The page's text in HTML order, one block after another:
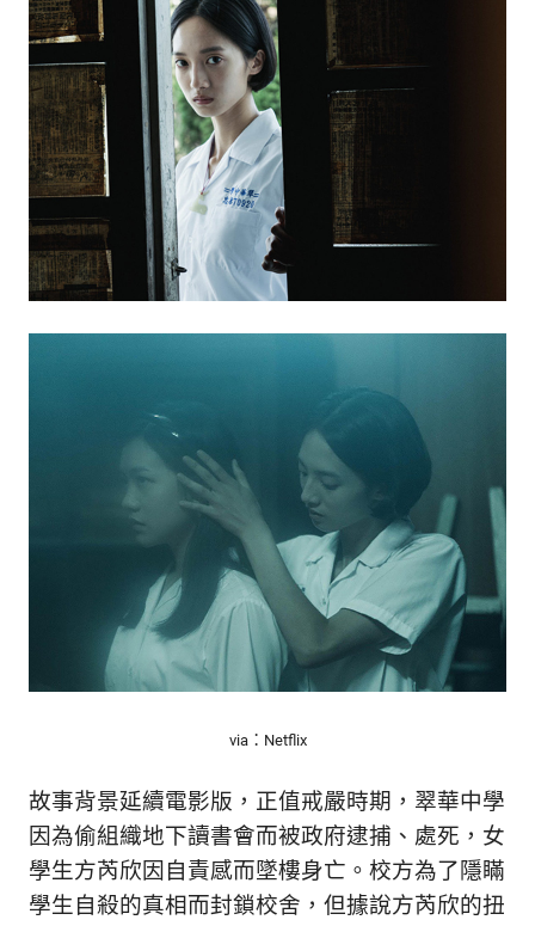
via：Netflix
故事背景延續電影版，正值戒嚴時期，翠華中學
因為偷組織地下讀書會而被政府逮捕、處死，女
學生方芮欣因自責感而墜樓身亡。校方為了隱瞞
學生自殺的真相而封鎖校舍，但據說方芮欣的扭